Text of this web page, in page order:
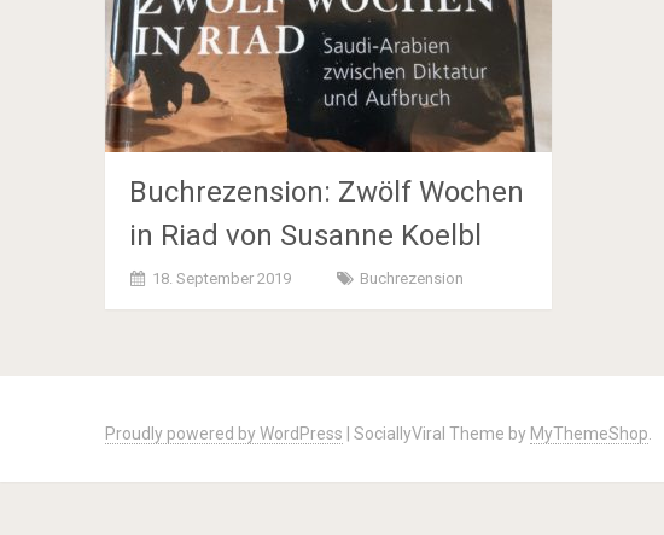
Buchrezension: Zwölf Wochen
in Riad von Susanne Koelbl
18. September 2019 Buchrezension
navigation
Proudly powered by WordPress SociallyViral Theme by MyThemeShop